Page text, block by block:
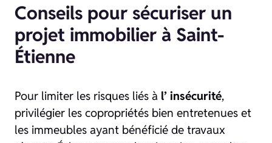
Conseils pour sécuriser un
projet immobilier à Saint-
Étienne
Pour limiter les risques liés à l’ insécurité,
privilégier les copropriétés bien entretenues et
les immeubles ayant bénéficié de travaux